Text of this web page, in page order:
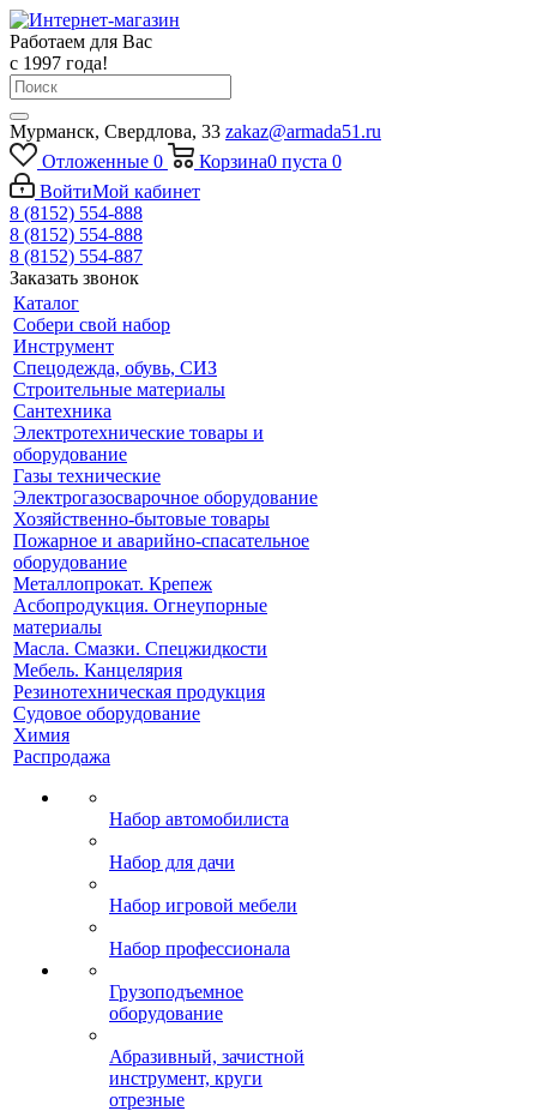
Работаем для Вас
с 1997 года!
Мурманск, Свердлова, 33 zakaz@armada51.ru
Отложенные 0 Корзина0 пуста 0
ВойтиМой кабинет
8 (8152) 554-888
8 (8152) 554-888
8 (8152) 554-887
Заказать звонок
Каталог
Собери свой набор
Инструмент
Спецодежда, обувь, СИЗ
Строительные материалы
Сантехника
Электротехнические товары и
оборудование
Газы технические
Электрогазосварочное оборудование
Хозяйственно-бытовые товары
Пожарное и аварийно-спасательное
оборудование
Металлопрокат. Крепеж
Асбопродукция. Огнеупорные
материалы
Масла. Смазки. Спецжидкости
Мебель. Канцелярия
Резинотехническая продукция
Судовое оборудование
Химия
Распродажа
Набор автомобилиста
Набор для дачи
Набор игровой мебели
Набор профессионала
Грузоподъемное
оборудование
Абразивный, зачистной
инструмент, круги
отрезные